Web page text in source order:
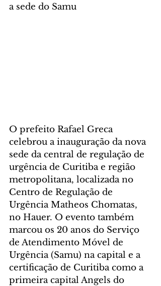
a sede do Samu
O prefeito Rafael Greca
celebrou a inauguração da nova
sede da central de regulação de
urgência de Curitiba e região
metropolitana, localizada no
Centro de Regulação de
Urgência Matheos Chomatas,
no Hauer. O evento também
marcou os 20 anos do Serviço
de Atendimento Móvel de
Urgência (Samu) na capital e a
certificação de Curitiba como a
primeira capital Angels do